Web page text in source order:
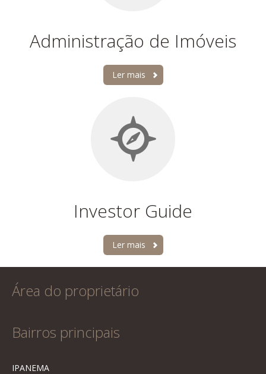
Administração de Imóveis
Ler mais
Investor Guide
Ler mais
Área do proprietário
Bairros principais
IPANEMA